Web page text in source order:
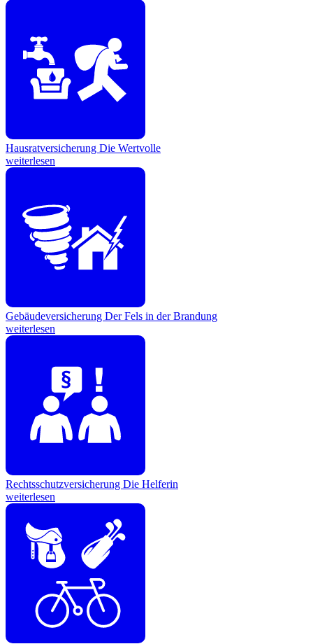
Hausratversicherung Die Wertvolle
weiterlesen
Gebäudeversicherung Der Fels in der Brandung
weiterlesen
Rechtsschutzversicherung Die Helferin
weiterlesen